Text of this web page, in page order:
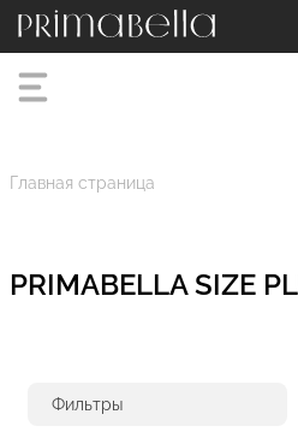
Главная страница
PRIMABELLA SIZE
Фильтры